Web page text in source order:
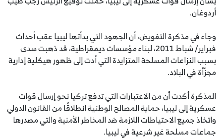
أردوغان.
وجاء في مذكرة التفويض، أن الجهود التي بدأتها ليبيا عقب أحداث
فبراير/ شباط 2011، لبناء مؤسسات ديمقراطية، قد ذهبت سدى
بسبب النزاعات المسلحة المتزايدة التي أدت إلى ظهور هيكلية إدارية
مجزّأة في البلاد.
المذكرة أكدت أن من الاعتبارات التي تدفع تركيا نحو إرسال قوات
عسكرية إلى ليبيا، حماية المصالح الوطنية انطلاقًا من القانون الدولي
واتخاذ جميع الاحتياطات اللازمة ضد المخاطر الأمنية والتي مصدرها
جماعات مسلحة غير شرعية في ليبيا.